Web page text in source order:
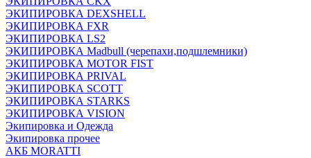
ЭКИПИРОВКА DEXSHELL
ЭКИПИРОВКА FXR
ЭКИПИРОВКА LS2
ЭКИПИРОВКА Madbull (черепахи,подшлемники)
ЭКИПИРОВКА MOTOR FIST
ЭКИПИРОВКА PRIVAL
ЭКИПИРОВКА SCOTT
ЭКИПИРОВКА STARKS
ЭКИПИРОВКА VISION
Экипировка и Одежда
Экипировка прочее
АКБ MORATTI